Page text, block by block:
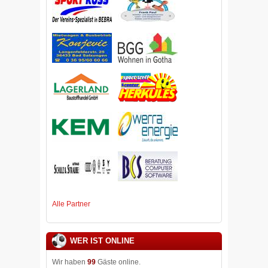
Alle Partner
WER IST ONLINE
Wir haben 99 Gäste online.